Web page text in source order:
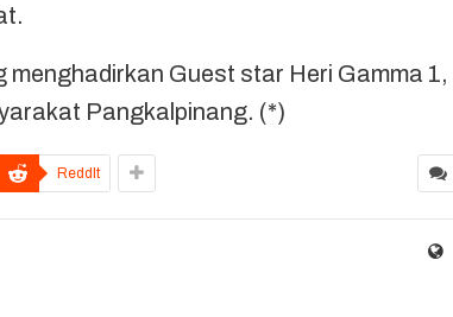
Guest star Heri Gamma 1,
Pangkalpinang. (*)
ReddIt